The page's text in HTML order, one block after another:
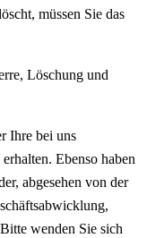
müssen Sie das
Löschung und
Ihre bei uns
Ebenso haben
abgesehen von der
wenden Sie sich